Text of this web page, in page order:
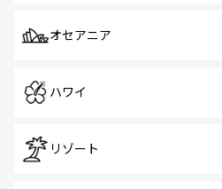
オセアニア
ハワイ
リゾート